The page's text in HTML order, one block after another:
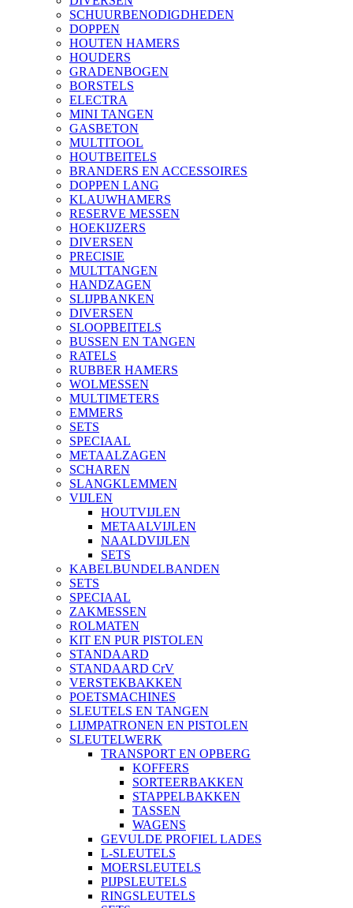
SCHUURBENODIGDHEDEN
DOPPEN
HOUTEN HAMERS
HOUDERS
GRADENBOGEN
BORSTELS
ELECTRA
MINI TANGEN
GASBETON
MULTITOOL
HOUTBEITELS
BRANDERS EN ACCESSOIRES
DOPPEN LANG
KLAUWHAMERS
RESERVE MESSEN
HOEKIJZERS
DIVERSEN
PRECISIE
MULTTANGEN
HANDZAGEN
SLIJPBANKEN
DIVERSEN
SLOOPBEITELS
BUSSEN EN TANGEN
RATELS
RUBBER HAMERS
WOLMESSEN
MULTIMETERS
EMMERS
SETS
SPECIAAL
METAALZAGEN
SCHAREN
SLANGKLEMMEN
VIJLEN
HOUTVIJLEN
METAALVIJLEN
NAALDVIJLEN
SETS
KABELBUNDELBANDEN
SETS
SPECIAAL
ZAKMESSEN
ROLMATEN
KIT EN PUR PISTOLEN
STANDAARD
STANDAARD CrV
VERSTEKBAKKEN
POETSMACHINES
SLEUTELS EN TANGEN
LIJMPATRONEN EN PISTOLEN
SLEUTELWERK
TRANSPORT EN OPBERG
KOFFERS
SORTEERBAKKEN
STAPPELBAKKEN
TASSEN
WAGENS
GEVULDE PROFIEL LADES
L-SLEUTELS
MOERSLEUTELS
PIJPSLEUTELS
RINGSLEUTELS